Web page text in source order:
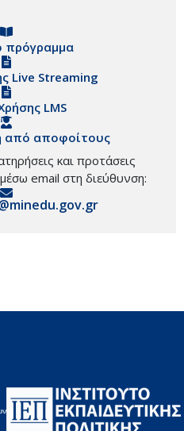
πρόγραμμα
Live Streaming
LMS
από αποφοίτους
και προτάσεις
email στη διεύθυνση: